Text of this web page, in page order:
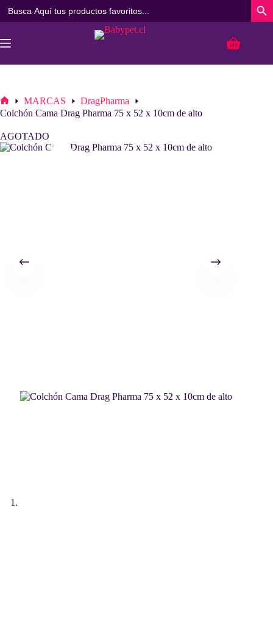
al
contenido
Carro
Inicio
MARCAS
DragPharma
Colchón Cama Drag Pharma 75 x 52 x 10cm de alto
AGOTADO